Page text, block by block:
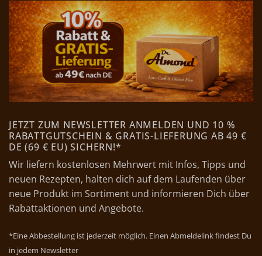
JETZT ZUM NEWSLETTER ANMELDEN UND 10 %
RABATTGUTSCHEIN & GRATIS-LIEFERUNG AB 49 €
DE (69 € EU) SICHERN!*
Wir liefern kostenlosen Mehrwert mit Infos, Tipps und
neuen Rezepten, halten dich auf dem Laufenden über
neue Produkt im Sortiment und informieren Dich über
Rabattaktionen und Angebote.
*Eine Abbestellung ist jederzeit möglich. Einen Abmeldelink findest Du
in jedem Newsletter